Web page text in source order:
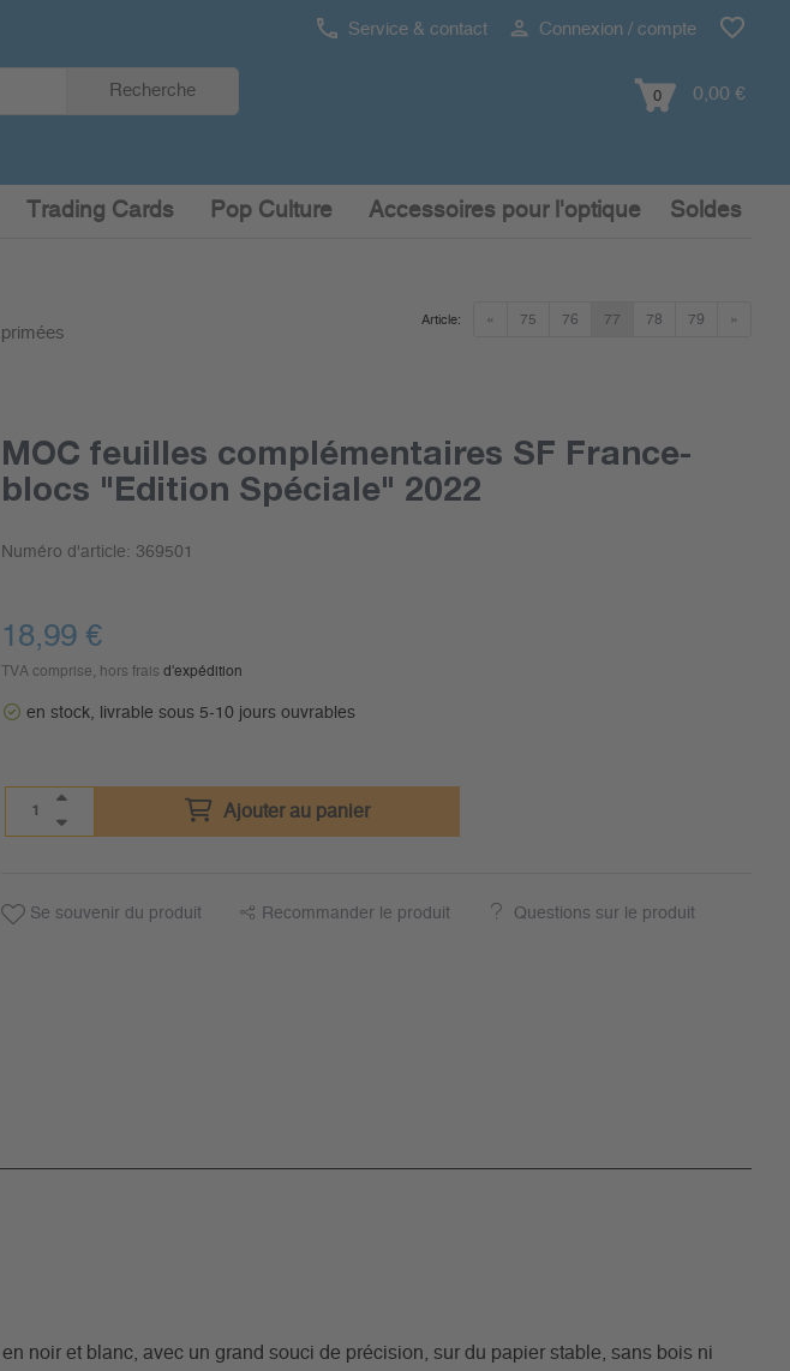
Service & contact Connexion / compte
Recherche 0 0,00 €
Trading Cards Pop Culture Accessoires pour l'optique Soldes
« 75 76 77 78 79 »
Article:
MOC feuilles complémentaires SF France-
blocs "Edition Spéciale" 2022
Numéro d'article: 369501
18,99 €
TVA comprise, hors frais d'expédition
en stock, livrable sous 5-10 jours ouvrables
Ajouter au panier
Se souvenir du produit Recommander le produit Questions sur le produit
noir et blanc, avec un grand souci de précision, sur du papier stable, sans bois ni